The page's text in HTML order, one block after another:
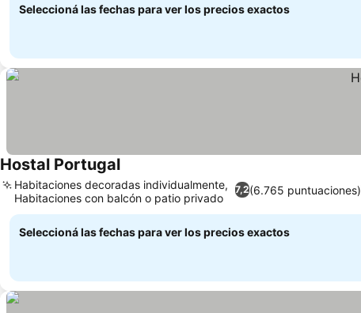
Seleccioná las fechas para ver los precios exactos
Hostal Portugal
7,2(6.765 puntuaciones)
Habitaciones decoradas individualmente,
Habitaciones con balcón o patio privado
Seleccioná las fechas para ver los precios exactos